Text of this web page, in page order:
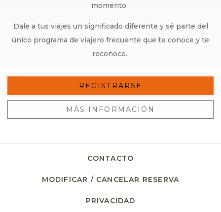
momento.
Dale a tus viajes un significado diferente y sé parte del
único programa de viajero frecuente que te conoce y te
reconoce.
REGISTRARSE
MÁS INFORMACIÓN
CONTACTO
MODIFICAR / CANCELAR RESERVA
PRIVACIDAD